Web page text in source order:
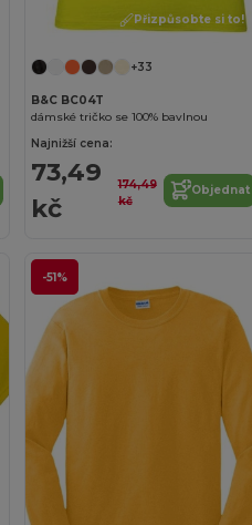
Přizpůsobte si to!
+33
B&C BC04T
dámské tričko se 100% bavlnou
Najnižší cena:
73,49
kč
174,49
kč
Objednat
-51%